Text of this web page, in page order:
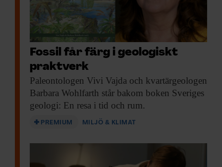
Fossil får färg i geologiskt
praktverk
Paleontologen Vivi Vajda och kvartärgeologen
Barbara Wohlfarth står bakom boken Sveriges
geologi: En resa i tid och rum.
PREMIUM MILJÖ & KLIMAT